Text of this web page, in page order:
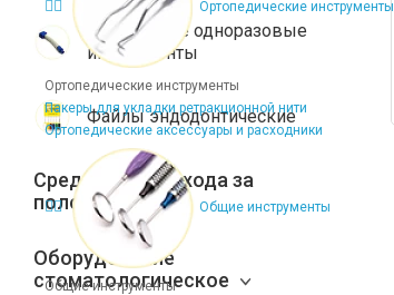
Ортопедические инструменты
Ортопедические инструменты
Пакеры для укладки ретракционной нити
Ортопедические аксессуары и расходники
Общие инструменты
Общие инструменты
Стерильные одноразовые
инструменты
Файлы эндодонтические
Средства для ухода за
полостью рта
Оборудование
стоматологическое